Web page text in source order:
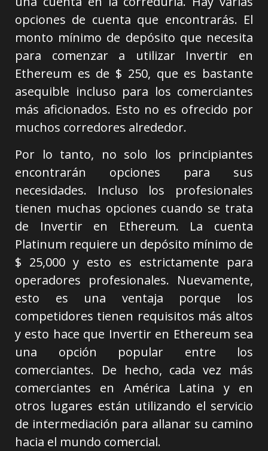
opciones de cuenta que encontrarás. El
monto mínimo de depósito que necesita
para comenzar a utilizar Invertir en
Ethereum es de $ 250, que es bastante
asequible incluso para los comerciantes
más aficionados. Esto no es ofrecido por
muchos corredores alrededor.
Por lo tanto, no solo los principiantes
encontrarán opciones para sus
necesidades. Incluso los profesionales
tienen muchas opciones cuando se trata
de Invertir en Ethereum. La cuenta
Platinum requiere un depósito mínimo de
$ 25,000 y esto es estrictamente para
operadores profesionales. Nuevamente,
esto es una ventaja porque los
competidores tienen requisitos más altos
y esto hace que Invertir en Ethereum sea
una opción popular entre los
comerciantes. De hecho, cada vez más
comerciantes en América Latina y en
otros lugares están utilizando el servicio
de intermediación para allanar su camino
hacia el mundo comercial.